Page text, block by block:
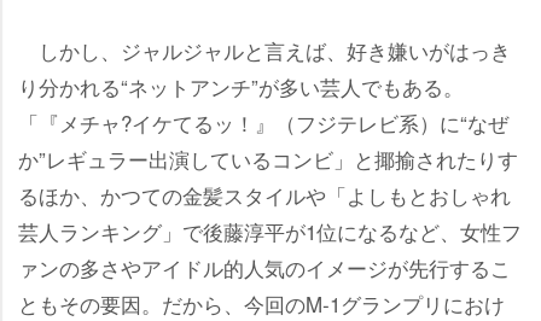
しかし、ジャルジャルと言えば、好き嫌いがはっき
り分かれる“ネットアンチ”が多い芸人でもある。
「『メチャ?イケてるッ！』（フジテレビ系）に“なぜ
か”レギュラー出演しているコンビ」と揶揄されたりす
るほか、かつての金髪スタイルや「よしもとおしゃれ
芸人ランキング」で後藤淳平が1位になるなど、女性フ
ァンの多さやアイドル的人気のイメージが先行するこ
ともその要因。だから、今回のM‐1グランプリにおけ